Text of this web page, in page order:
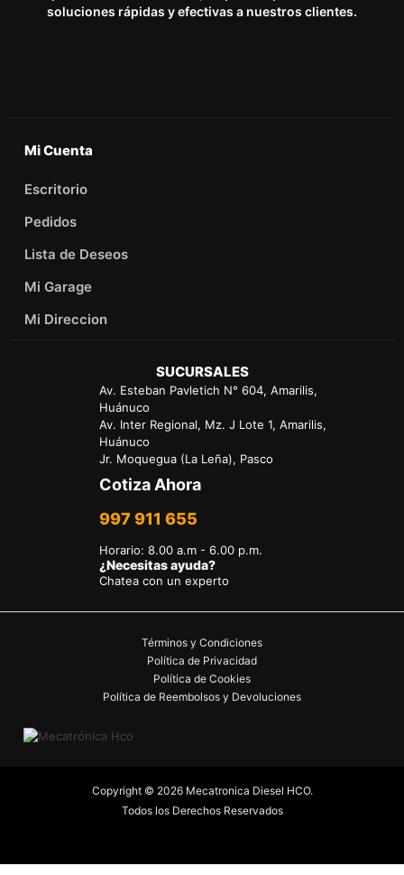
soluciones rápidas y efectivas a nuestros clientes.
Mi Cuenta
Escritorio
Pedidos
Lista de Deseos
Mi Garage
Mi Direccion
SUCURSALES
Av. Esteban Pavletich N° 604, Amarilis,
Huánuco
Av. Inter Regional, Mz. J Lote 1, Amarilis,
Huánuco
Jr. Moquegua (La Leña), Pasco
Cotiza Ahora
997 911 655
Horario:8.00 a.m - 6.00 p.m.
¿Necesitas ayuda?
Chatea con un experto
Términos y Condiciones
Política de Privacidad
Política de Cookies
Política de Reembolsos y Devoluciones
Copyright © 2026 Mecatronica Diesel HCO.
Todos los Derechos Reservados